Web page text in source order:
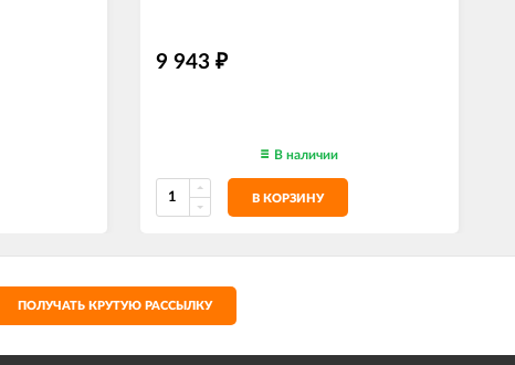
9 943 ₽
В наличии
В КОРЗИНУ
ПОЛУЧАТЬ КРУТУЮ РАССЫЛКУ